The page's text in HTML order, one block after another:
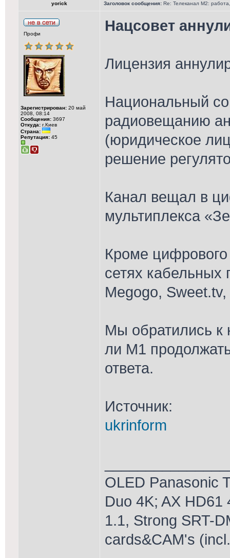
yorick Заголовок сообщения: Re: Телеканал М2:
Профи
Зарегистрирован: 20 май
2008, 08:14
Сообщения: 3697
Откуда: г.Киев
Страна:
Репутация: 45
Нацсовет
Лицензия
Национальный
радиовещанию
(юридическое
решение
Канал вещал в
мультиплекса
Кроме цифрового
сетях
Megogo,
Мы обратились к
ли М1
ответа.
Источник:
ukrinform
OLED Panasonic
Duo 4K; AX HD61
1.1, Strong SRT-
cards&CAM's